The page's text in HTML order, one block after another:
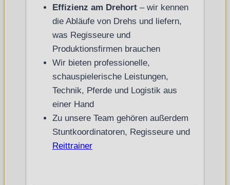
Effizienz am Drehort– wir kennen
die Abläufe von Drehs und liefern,
was Regisseure und
Produktionsfirmen brauchen
Wir bieten professionelle,
schauspielerische Leistungen,
Technik, Pferde und Logistik aus
einer Hand
Zu unsere Team gehören außerdem
Stuntkoordinatoren, Regisseure und
Reittrainer